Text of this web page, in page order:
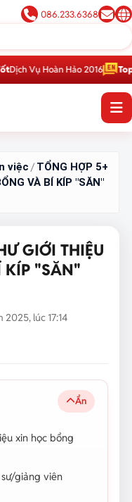
086.233.6368
Hảo 2016 Top 1Thương
việc /TỔNG HỢP 5+
VÀ BÍ KÍP "SĂN"
GIỚI THIỆU
KÍP "SĂN"
2025, lúc 17:14
Ẩn
xin học bổng
giảng viên